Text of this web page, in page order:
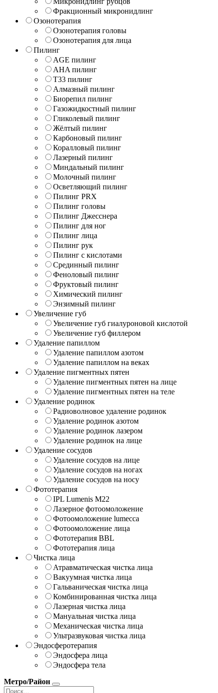
Фракционный микронидлинг
Озонотерапия
Озонотерапия головы
Озонотерапия для лица
Пилинг
AGE пилинг
AHA пилинг
T33 пилинг
Алмазный пилинг
Биорепил пилинг
Газожидкостный пилинг
Гликолевый пилинг
Жёлтый пилинг
Карбоновый пилинг
Коралловый пилинг
Лазерный пилинг
Миндальный пилинг
Молочный пилинг
Осветляющий пилинг
Пилинг PRX
Пилинг головы
Пилинг Джесснера
Пилинг для ног
Пилинг лица
Пилинг рук
Пилинг с кислотами
Срединный пилинг
Феноловый пилинг
Фруктовый пилинг
Химический пилинг
Энзимный пилинг
Увеличение губ
Увеличение губ гиалуроновой кислотой
Увеличение губ филлером
Удаление папиллом
Удаление папиллом азотом
Удаление папиллом на веках
Удаление пигментных пятен
Удаление пигментных пятен на лице
Удаление пигментных пятен на теле
Удаление родинок
Радиоволновое удаление родинок
Удаление родинок азотом
Удаление родинок лазером
Удаление родинок на лице
Удаление сосудов
Удаление сосудов на лице
Удаление сосудов на ногах
Удаление сосудов на носу
Фототерапия
IPL Lumenis M22
Лазерное фотоомоложение
Фотоомоложение lumecca
Фотоомоложение лица
Фототерапия BBL
Фототерапия лица
Чистка лица
Атравматическая чистка лица
Вакуумная чистка лица
Гальваническая чистка лица
Комбинированная чистка лица
Лазерная чистка лица
Мануальная чистка лица
Механическая чистка лица
Ультразвуковая чистка лица
Эндосферотерапия
Эндосфера лица
Эндосфера тела
Метро/Район